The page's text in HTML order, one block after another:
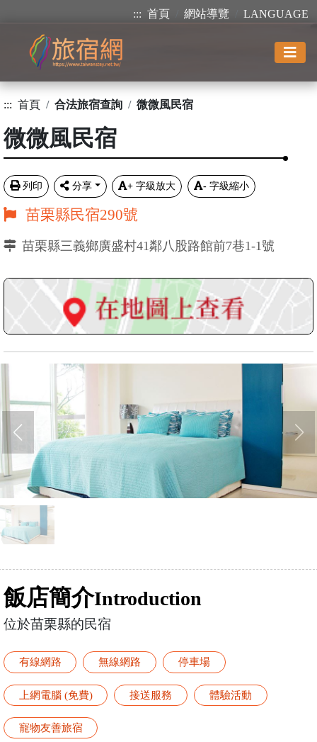
::: 首頁 網站導覽 LANGUAGE
::: 首頁 合法旅宿查詢 微微風民宿
微微風民宿
列印 分享 + 字級放大 - 字級縮小
苗栗縣民宿290號
苗栗縣三義鄉廣盛村41鄰八股路館前7巷1-1號
飯店簡介Introduction
位於苗栗縣的民宿
有線網路 無線網路 停車場
上網電腦 (免費) 接送服務 體驗活動
寵物友善旅宿